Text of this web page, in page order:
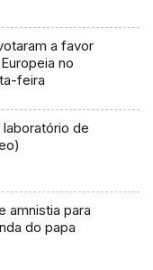
a favor
no
feira
de
amnistia para
do papa